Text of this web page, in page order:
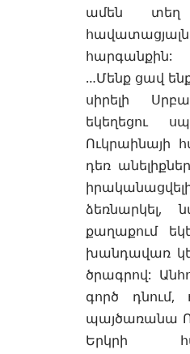
ամեն
հարգանքին:
…Մենք ցավ
սիրելի
եկեղեցու
Ուկրաինայի
դեռ
ձեռնարկել,
քաղաքում
խանդավառ
ծրագրով:
գործ դնում,
պայծառանա
Երկրի